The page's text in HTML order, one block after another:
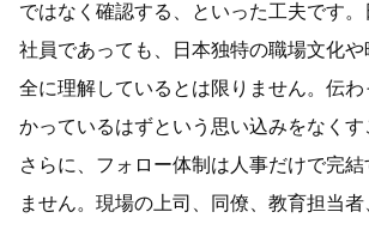
ではなく確認する、といった工夫です
社員であっても、日本独特の職場文化
全に理解しているとは限りません。伝
かっているはずという思い込みをなくす
さらに、フォロー体制は人事だけで完結
ません。現場の上司、同僚、教育担当